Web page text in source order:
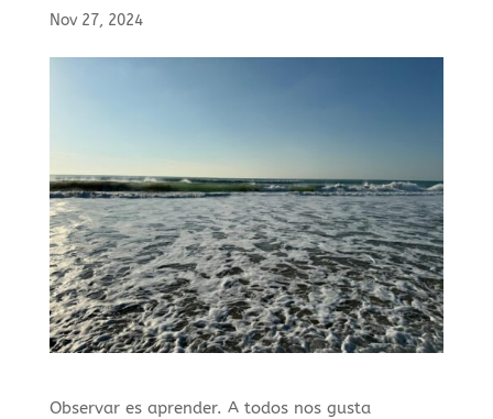
Nov 27, 2024
Observar es aprender. A todos nos gusta